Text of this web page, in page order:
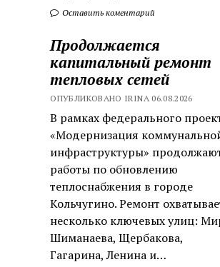
Оставить коментарий
Продолжается
капитальный ремонт
тепловых сетей
ОПУБЛИКОВАНО IRINA 06.08.2026
В рамках федерального
«Модернизация
инфраструктуры»
работы по обновлению
теплоснабжения в городе
Кольчугино. Ремонт
несколько ключевых улиц:
Шиманаева, Щербакова,
Гагарина, Ленина и…